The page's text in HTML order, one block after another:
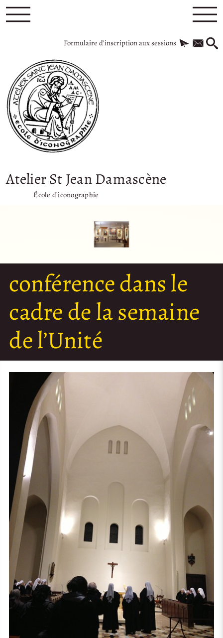
Formulaire d’inscription aux sessions
Atelier St Jean Damascène
École d’iconographie
conférence dans le
cadre de la semaine
de l’Unité